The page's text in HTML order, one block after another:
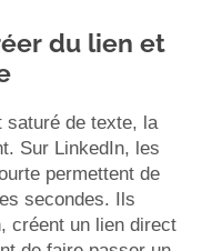
du lien et
saturé de texte, la
Sur LinkedIn, les
permettent de
secondes. Ils
créent un lien direct